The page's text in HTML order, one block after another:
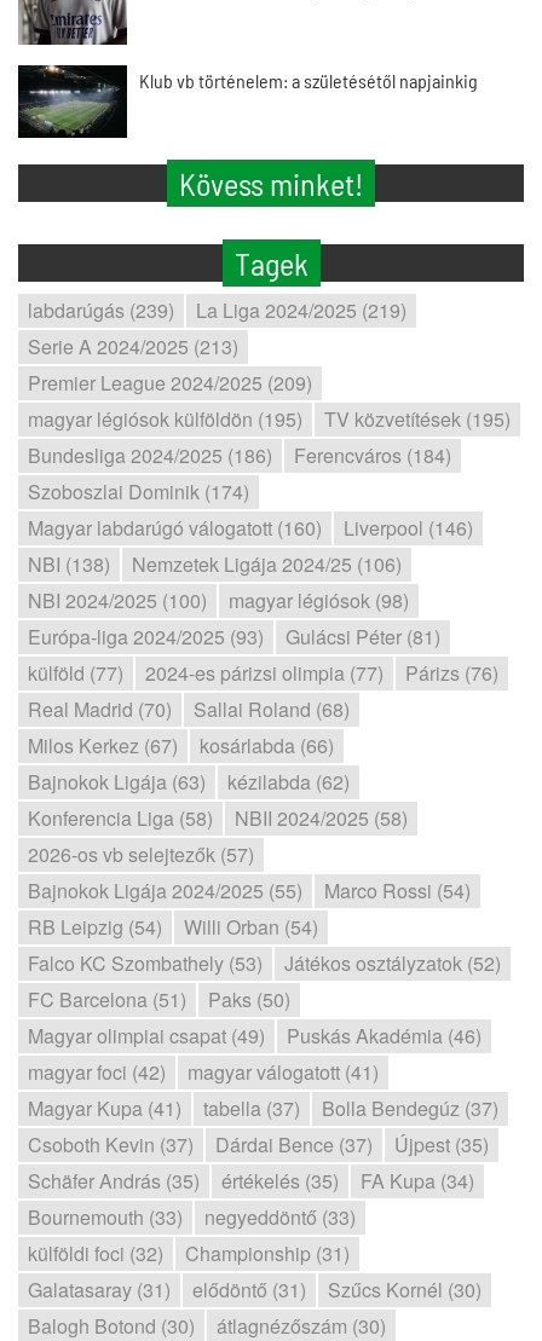
Klub vb történelem: a születésétől napjainkig
Kövess minket!
Tagek
labdarúgás (239)
La Liga 2024/2025 (219)
Serie A 2024/2025 (213)
Premier League 2024/2025 (209)
magyar légiósok külföldön (195)
TV közvetítések (195)
Bundesliga 2024/2025 (186)
Ferencváros (184)
Szoboszlai Dominik (174)
Magyar labdarúgó válogatott (160)
Liverpool (146)
NBI (138)
Nemzetek Ligája 2024/25 (106)
NBI 2024/2025 (100)
magyar légiósok (98)
Európa-liga 2024/2025 (93)
Gulácsi Péter (81)
külföld (77)
2024-es párizsi olimpia (77)
Párizs (76)
Real Madrid (70)
Sallai Roland (68)
Milos Kerkez (67)
kosárlabda (66)
Bajnokok Ligája (63)
kézilabda (62)
Konferencia Liga (58)
NBII 2024/2025 (58)
2026-os vb selejtezők (57)
Bajnokok Ligája 2024/2025 (55)
Marco Rossi (54)
RB Leipzig (54)
Willi Orban (54)
Falco KC Szombathely (53)
Játékos osztályzatok (52)
FC Barcelona (51)
Paks (50)
Magyar olimpiai csapat (49)
Puskás Akadémia (46)
magyar foci (42)
magyar válogatott (41)
Magyar Kupa (41)
tabella (37)
Bolla Bendegúz (37)
Csoboth Kevin (37)
Dárdai Bence (37)
Újpest (35)
Schäfer András (35)
értékelés (35)
FA Kupa (34)
Bournemouth (33)
negyeddöntő (33)
külföldi foci (32)
Championship (31)
Galatasaray (31)
elődöntő (31)
Szűcs Kornél (30)
Balogh Botond (30)
átlagnézőszám (30)